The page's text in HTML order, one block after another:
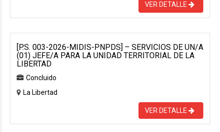
VER DETALLE
[P.S. 003-2026-MIDIS-PNPDS] – SERVICIOS DE UN/A
(01) JEFE/A PARA LA UNIDAD TERRITORIAL DE LA
LIBERTAD
Concluido
La Libertad
VER DETALLE